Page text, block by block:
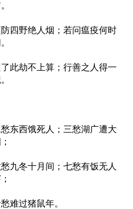
四野绝人烟；若问瘟疫何时
此劫不上算；行善之人得一
东西饿死人；三愁湖广遭大
九冬十月间；七愁有饭无人
难过猪鼠年。